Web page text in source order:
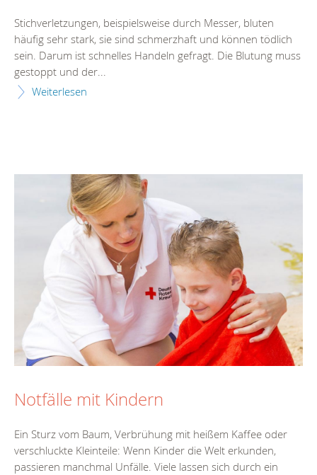
Stichverletzungen, beispielsweise durch Messer, bluten
häufig sehr stark, sie sind schmerzhaft und können tödlich
sein. Darum ist schnelles Handeln gefragt. Die Blutung muss
gestoppt und der...
Weiterlesen
Notfälle mit Kindern
Ein Sturz vom Baum, Verbrühung mit heißem Kaffee oder
verschluckte Kleinteile: Wenn Kinder die Welt erkunden,
passieren manchmal Unfälle. Viele lassen sich durch ein